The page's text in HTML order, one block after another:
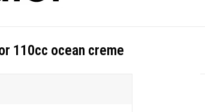
110cc ocean creme